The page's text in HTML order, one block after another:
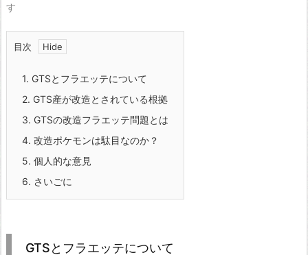
す
目次
1. GTSとフラエッテについて
2. GTS産が改造とされている根拠
3. GTSの改造フラエッテ問題とは
4. 改造ポケモンは駄目なのか？
5. 個人的な意見
6. さいごに
GTSとフラエッテについて